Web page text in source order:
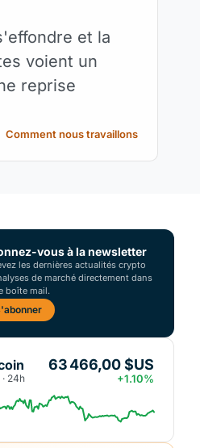
et la
voient un
reprise
Comment nous travaillons
vous à la newsletter
les dernières actualités crypto
de marché directement dans
boîte mail.
· 24h
63 466,00 $US
+1.10%